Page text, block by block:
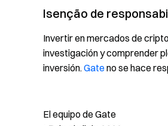
Isenção de
Invertir en mercados de
investigación y comprender
inversión.Gateno se hace
El equipo de Gate